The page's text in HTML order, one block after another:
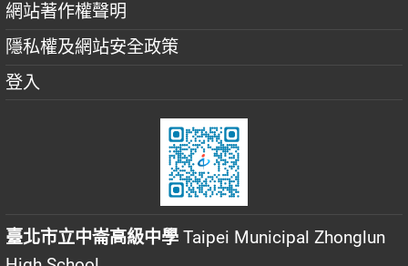
網站著作權聲明
隱私權及網站安全政策
登入
臺北市立中崙高級中學 Taipei Municipal Zhonglun